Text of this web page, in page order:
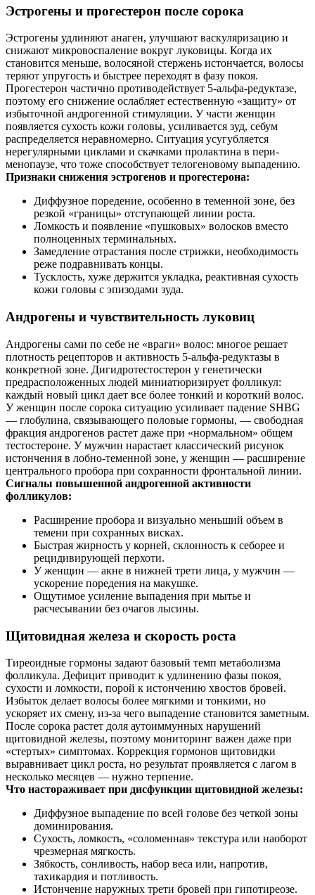
Эстрогены и прогестерон после сорока
Эстрогены удлиняют анаген, улучшают васкуляризацию и
снижают микровоспаление вокруг луковицы. Когда их
становится меньше, волосяной стержень истончается, волосы
теряют упругость и быстрее переходят в фазу покоя.
Прогестерон частично противодействует 5-альфа-редуктазе,
поэтому его снижение ослабляет естественную «защиту» от
избыточной андрогенной стимуляции. У части женщин
появляется сухость кожи головы, усиливается зуд, себум
распределяется неравномерно. Ситуация усугубляется
нерегулярными циклами и скачками пролактина в пери-
менопаузе, что тоже способствует телогеновому выпадению.
Признаки снижения эстрогенов и прогестерона:
Диффузное поредение, особенно в теменной зоне, без
резкой «границы» отступающей линии роста.
Ломкость и появление «пушковых» волосков вместо
полноценных терминальных.
Замедление отрастания после стрижки, необходимость
реже подравнивать концы.
Тусклость, хуже держится укладка, реактивная сухость
кожи головы с эпизодами зуда.
Андрогены и чувствительность луковиц
Андрогены сами по себе не «враги» волос: многое решает
плотность рецепторов и активность 5-альфа-редуктазы в
конкретной зоне. Дигидротестостерон у генетически
предрасположенных людей миниатюризирует фолликул:
каждый новый цикл дает все более тонкий и короткий волос.
У женщин после сорока ситуацию усиливает падение SHBG
— глобулина, связывающего половые гормоны, — свободная
фракция андрогенов растет даже при «нормальном» общем
тестостероне. У мужчин нарастает классический рисунок
истончения в лобно-теменной зоне, у женщин — расширение
центрального пробора при сохранности фронтальной линии.
Сигналы повышенной андрогенной активности
фолликулов:
Расширение пробора и визуально меньший объем в
темени при сохранных висках.
Быстрая жирность у корней, склонность к себорее и
рецидивирующей перхоти.
У женщин — акне в нижней трети лица, у мужчин —
ускорение поредения на макушке.
Ощутимое усиление выпадения при мытье и
расчесывании без очагов лысины.
Щитовидная железа и скорость роста
Тиреоидные гормоны задают базовый темп метаболизма
фолликула. Дефицит приводит к удлинению фазы покоя,
сухости и ломкости, порой к истончению хвостов бровей.
Избыток делает волосы более мягкими и тонкими, но
ускоряет их смену, из-за чего выпадение становится заметным.
После сорока растет доля аутоиммунных нарушений
щитовидной железы, поэтому мониторинг важен даже при
«стертых» симптомах. Коррекция гормонов щитовидки
выравнивает цикл роста, но результат проявляется с лагом в
несколько месяцев — нужно терпение.
Что настораживает при дисфункции щитовидной железы:
Диффузное выпадение по всей голове без четкой зоны
доминирования.
Сухость, ломкость, «соломенная» текстура или наоборот
чрезмерная мягкость.
Зябкость, сонливость, набор веса или, напротив,
тахикардия и потливость.
Истончение наружных трети бровей при гипотиреозе.